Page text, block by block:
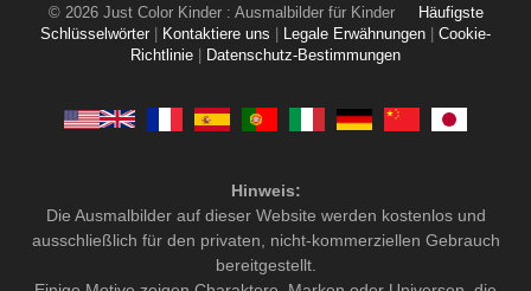
© 2026 Just Color Kinder : Ausmalbilder für Kinder
Häufigste
Schlüsselwörter
Kontaktiere uns Legale Erwähnungen
Cookie-
Richtlinie
Datenschutz-Bestimmungen
Hinweis:
Die Ausmalbilder auf dieser Website werden kostenlos und
ausschließlich für den privaten, nicht-kommerziellen Gebrauch
bereitgestellt.